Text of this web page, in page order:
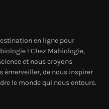
en ligne pour
! Chez Mabiologie,
et nous croyons
émerveiller, de nous inspirer
le monde qui nous entoure.